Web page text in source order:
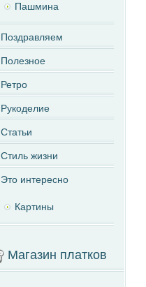
Пашмина
Поздравляем
Полезное
Ретро
Рукоделие
Статьи
Стиль жизни
Это интересно
Картины
Магазин платков